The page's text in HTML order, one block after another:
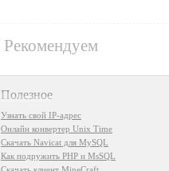
Рекомендуем
Полезное
Узнать свой IP-адрес
Онлайн конвертер Unix Time
Скачать Navicat для MySQL
Как подружить PHP и MsSQL